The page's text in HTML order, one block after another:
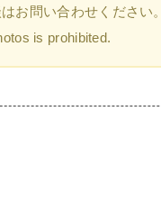
お問い合わせください
is prohibited.